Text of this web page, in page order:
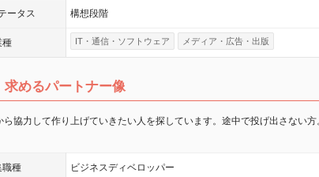
ータス 構想段階
種 IT・通信・ソフトウェア メディア・広告・出版
求めるパートナー像
協力して作り上げていきたい人を探しています。途中で投げ出さない方
職種 ビジネスディベロッパー